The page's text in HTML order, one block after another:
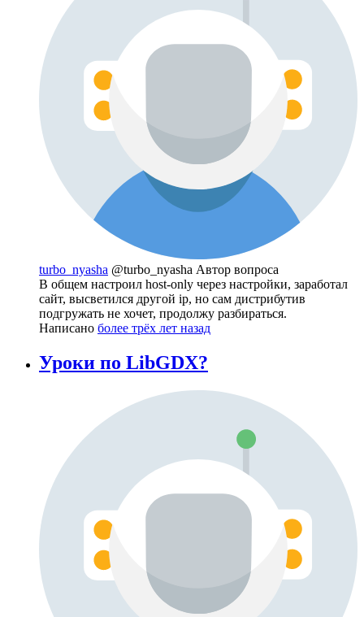
turbo_nyasha @turbo_nyasha Автор вопроса
В общем настроил host-only через настройки, заработал
сайт, высветился другой ip, но сам дистрибутив
подгружать не хочет, продолжу разбираться.
Написано более трёх лет назад
Уроки по LibGDX?